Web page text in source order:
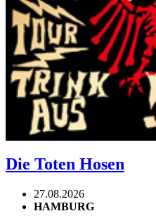
Die Toten Hosen
27.08.2026
HAMBURG